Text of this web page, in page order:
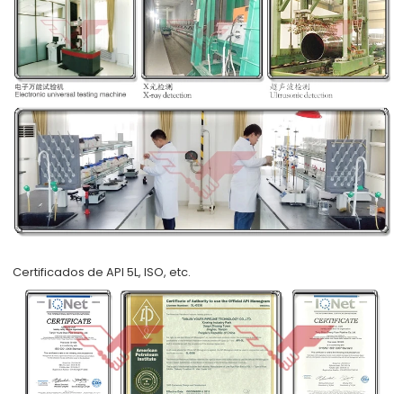
Certificados de API 5L, ISO, etc.